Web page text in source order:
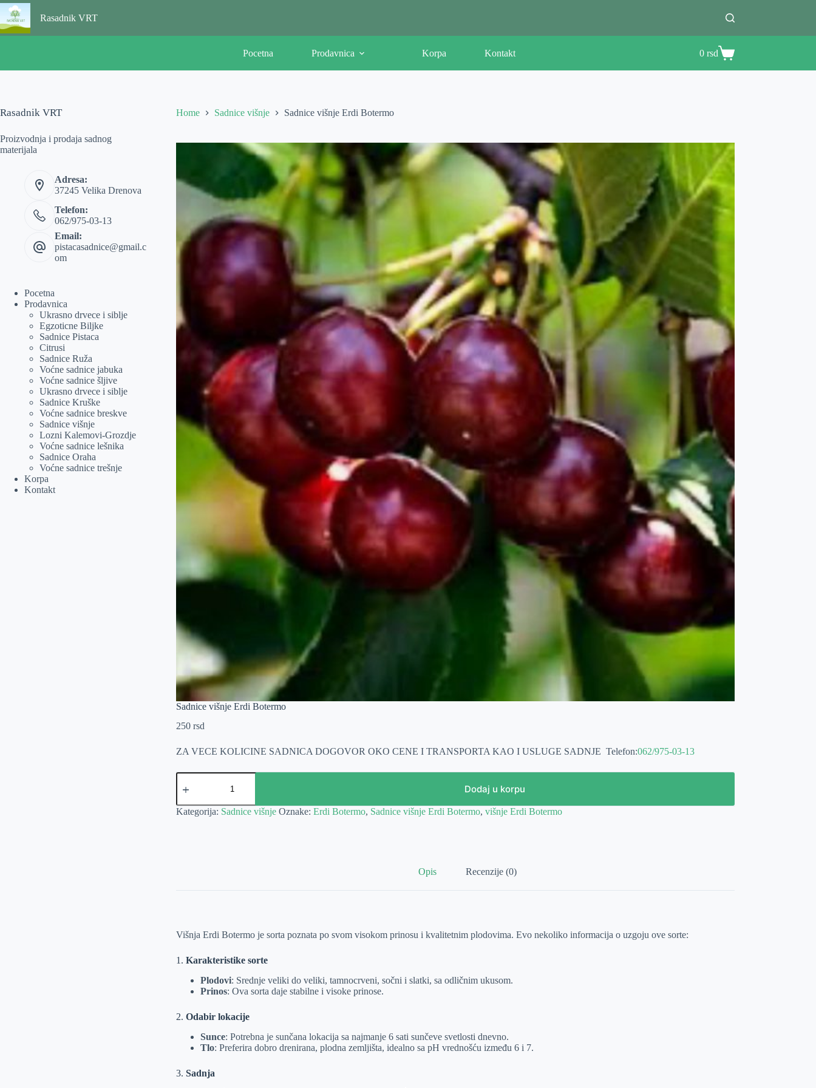
Skip
content
Rasadnik VRT
Pocetna Prodavnica Korpa Kontakt
Shopping
cart
0 rsd
Home Sadnice višnje Sadnice višnje Erdi Botermo
Sadnice višnje Erdi Botermo
250rsd
ZA VECE KOLICINE SADNICA DOGOVOR OKO CENE I TRANSPORTA KAO I USLUGE SADNJETelefon:062/975-03-13
Sadnice
višnje
Botermo
količina
Dodaj u korpu
Kategorija: Sadnice višnje Oznake:Erdi Botermo, Sadnice višnje Erdi Botermo,višnje Erdi Botermo
Opis Recenzije (0)
Višnja Erdi Botermo je sorta poznata po svom visokom prinosu i kvalitetnim plodovima. Evo nekoliko informacija o uzgoju ove sorte:
1.Karakteristike sorte
Plodovi: Srednje veliki do veliki, tamnocrveni, sočni i slatki, sa odličnim ukusom.
Prinos: Ova sorta daje stabilne i visoke prinose.
2.Odabir lokacije
Sunce: Potrebna je sunčana lokacija sa najmanje 6 sati sunčeve svetlosti dnevno.
Tlo: Preferira dobro drenirana, plodna zemljišta, idealno sa pH vrednošću između 6 i 7.
3.Sadnja
Rasadnik VRT
Proizvodnja i prodaja sadnog
materijala
Adresa:
37245 Velika Drenova
Telefon:
062/975-03-13
Email:
pistacasadnice@gmail.c
om
Pocetna
Prodavnica
Ukrasno drvece i siblje
Egzoticne Biljke
Sadnice Pistaca
Citrusi
Sadnice Ruža
Voćne sadnice jabuka
Voćne sadnice šljive
Ukrasno drvece i siblje
Sadnice Kruške
Voćne sadnice breskve
Sadnice višnje
Lozni Kalemovi-Grozdje
Voćne sadnice lešnika
Sadnice Oraha
Voćne sadnice trešnje
Korpa
Kontakt